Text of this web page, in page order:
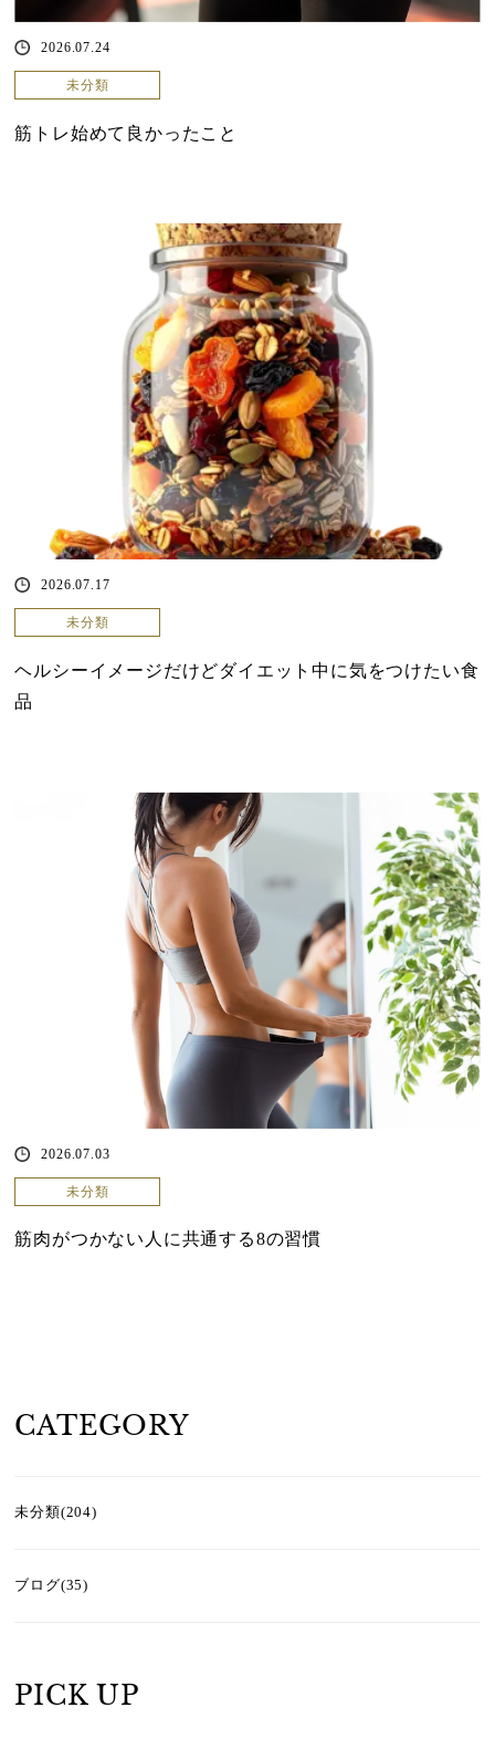
2026.07.24
未分類
筋トレ始めて良かったこと
2026.07.17
未分類
ヘルシーイメージだけどダイエット中に気をつけたい食
品
2026.07.03
未分類
筋肉がつかない人に共通する8の習慣
CATEGORY
未分類(204)
ブログ(35)
PICK UP